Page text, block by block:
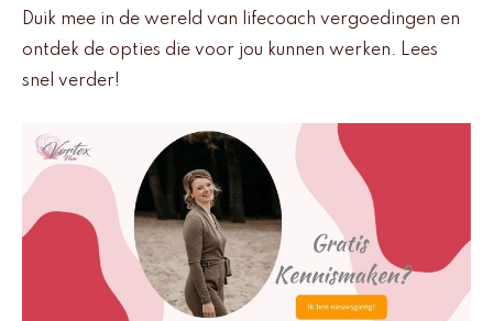
Duik mee in de wereld van lifecoach vergoedingen en
ontdek de opties die voor jou kunnen werken. Lees
snel verder!